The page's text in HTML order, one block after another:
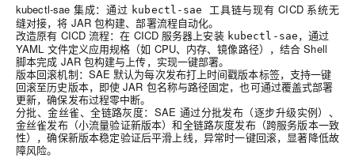
kubectl-sae 集成：通过 kubectl-sae 工具链与现有 CICD 系统无
缝对接，将 JAR 包构建、部署流程自动化。
改造原有 CICD 流程：在 CICD 服务器上安装 kubectl-sae ，通过
YAML 文件定义应用规格（如 CPU、内存、镜像路径），结合 Shell
脚本完成 JAR 包构建与上传，实现一键部署。
版本回滚机制：SAE 默认为每次发布打上时间戳版本标签，支持一键
回滚至历史版本，即使 JAR 包名称与路径固定，也可通过覆盖式部署
更新，确保发布过程零中断。
分批、金丝雀、全链路灰度：SAE 通过分批发布（逐步升级实例）、
金丝雀发布（小流量验证新版本）和全链路灰度发布（跨服务版本一致
性），确保新版本稳定验证后平滑上线，异常时一键回滚，显著降低故
障风险。